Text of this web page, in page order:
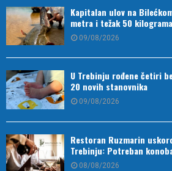
Kapitalan ulov na
metra i težak 50 kilograma
09/08/2026
U Trebinju rođene četiri
20 novih stanovnika
09/08/2026
Restoran Ruzmarin
Trebinju: Potreban
08/08/2026